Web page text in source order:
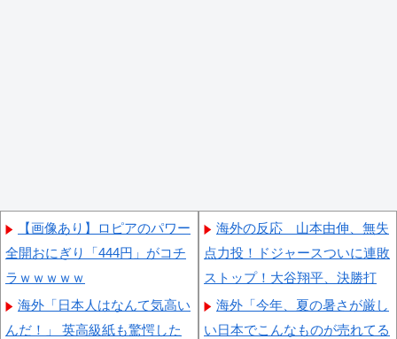
【画像あり】ロピアのパワー
全開おにぎり「444円」がコチ
ラｗｗｗｗｗ
海外「日本人はなんて気高い
んだ！」 英高級紙も驚愕した
海外の反応 山本由伸、無失
点力投！ドジャースついに連敗
ストップ！大谷翔平、決勝打
海外「今年、夏の暑さが厳し
い日本でこんなものが売れてる